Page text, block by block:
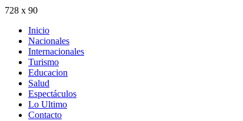
728 x 90
Inicio
Nacionales
Internacionales
Turismo
Educacion
Salud
Espectáculos
Lo Ultimo
Contacto